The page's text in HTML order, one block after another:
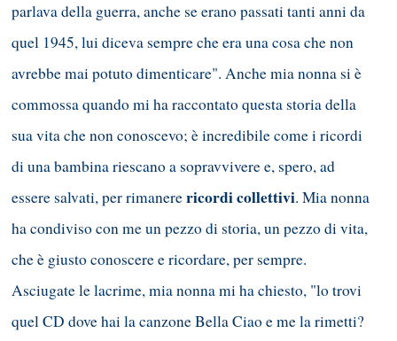
parlava della guerra, anche se erano passati tanti anni da
quel 1945, lui diceva sempre che era una cosa che non
avrebbe mai potuto dimenticare". Anche mia nonna si è
commossa quando mi ha raccontato questa storia della
sua vita che non conoscevo; è incredibile come i ricordi
di una bambina riescano a sopravvivere e, spero, ad
essere salvati, per rimanerericordi collettivi. Mia nonna
ha condiviso con me un pezzo di storia, un pezzo di vita,
che è giusto conoscere e ricordare, per sempre.
Asciugate le lacrime, mia nonna mi ha chiesto, "lo trovi
quel CD dove hai la canzone Bella Ciao e me la rimetti?